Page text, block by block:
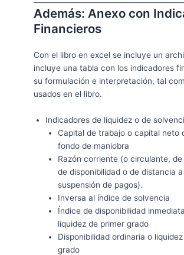
Además: Anexo con
Financieros
Con el libro en excel se incluye un
incluye una tabla con los indicadores
su formulación e interpretación, tal
usados en el libro.
Indicadores de liquidez o de
Capital de trabajo o capital neto
fondo de maniobra
Razón corriente (o circulante,
de disponibilidad o de distancia a
suspensión de pagos).
Inversa al índice de solvencia
Índice de disponibilidad
liquidez de primer grado
Disponibilidad ordinaria o
grado